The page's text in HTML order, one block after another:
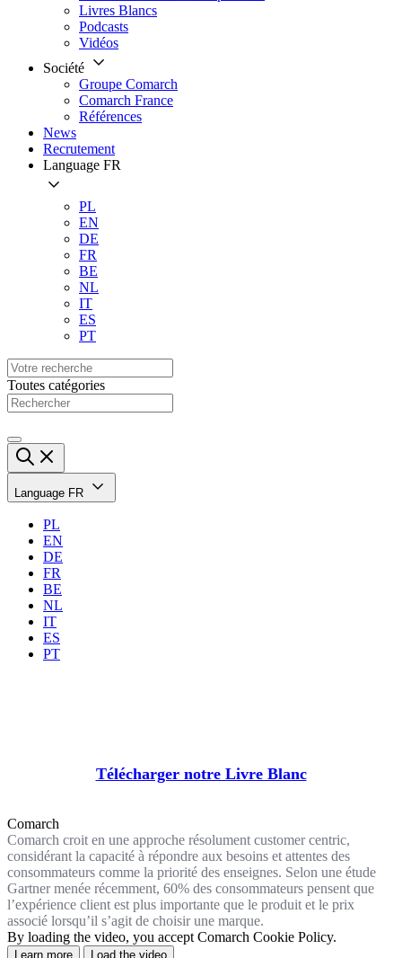
Livres Blancs
Podcasts
Vidéos
Société
Groupe Comarch
Comarch France
Références
News
Recrutement
Language FR
PL
EN
DE
FR
BE
NL
IT
ES
PT
Toutes catégories
Language FR
PL
EN
DE
FR
BE
NL
IT
ES
PT
Télécharger notre Livre Blanc
Comarch
Comarch croit en une approche résolument customer centric,
considérant la capacité à répondre aux besoins et attentes des
consommateurs comme la priorité des enseignes. Selon une étude
Gartner menée récemment, 60% des consommateurs pensent que
l’expérience client est plus importante que le produit et le prix
associé lorsqu’il s’agit de choisir une marque.
By loading the video, you accept Comarch Cookie Policy.
Learn more Load the video